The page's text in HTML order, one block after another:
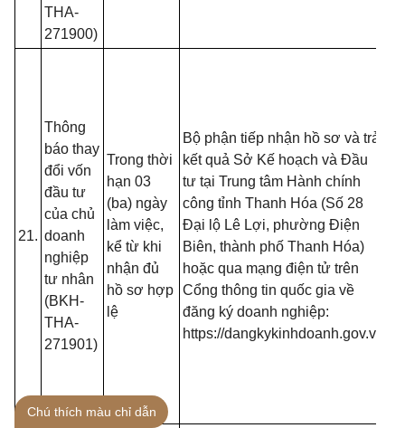
THA-
271900)
21.
Thông
báo thay
đổi vốn
đầu tư
của chủ
doanh
nghiệp
tư nhân
(BKH-
THA-
271901)
Trong thời
hạn 03
(ba) ngày
làm việc,
kể từ khi
nhận đủ
hồ sơ hợp
lệ
Bộ phận tiếp nhận hồ sơ và trả
kết quả Sở Kế hoạch và Đầu
tư tại Trung tâm Hành chính
công tỉnh Thanh Hóa (Số 28
Đại lộ Lê Lợi, phường Điện
Biên, thành phố Thanh Hóa)
hoặc qua mạng điện tử trên
Cổng thông tin quốc gia về
đăng ký doanh nghiệp:
https://dangkykinhdoanh.gov.vn
Chú thích màu chỉ dẫn